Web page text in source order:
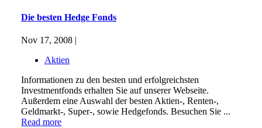
Die besten Hedge Fonds
Nov 17, 2008 |
Aktien
Informationen zu den besten und erfolgreichsten
Investmentfonds erhalten Sie auf unserer Webseite.
Außerdem eine Auswahl der besten Aktien-, Renten-,
Geldmarkt-, Super-, sowie Hedgefonds. Besuchen Sie ...
Read more